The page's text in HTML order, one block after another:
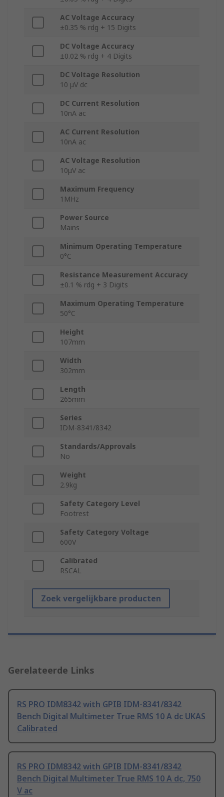
AC Voltage Accuracy
±0.35 % rdg + 15 Digits
DC Voltage Accuracy
±0.02 % rdg + 4 Digits
DC Voltage Resolution
10 μV dc
DC Current Resolution
10nA ac
AC Current Resolution
10nA ac
AC Voltage Resolution
10μV ac
Maximum Frequency
1MHz
Power Source
Mains
Minimum Operating Temperature
0°C
Resistance Measurement Accuracy
±0.1 % rdg + 3 Digits
Maximum Operating Temperature
50°C
Height
107mm
Width
302mm
Length
265mm
Series
IDM-8341/8342
Standards/Approvals
No
Weight
2.9kg
Safety Category Level
Footrest
Safety Category Voltage
600V
Calibrated
RSCAL
Zoek vergelijkbare producten
Gerelateerde Links
RS PRO IDM8342 with GPIB IDM-8341/8342
Bench Digital Multimeter True RMS 10 A dc UKAS
Calibrated
RS PRO IDM8342 with GPIB IDM-8341/8342
Bench Digital Multimeter True RMS 10 A dc, 750
V ac